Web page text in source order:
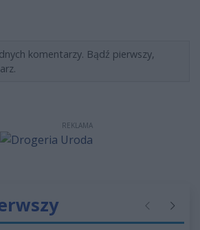
komentarzy. Bądź pierwszy,
REKLAMA
Poprzednie